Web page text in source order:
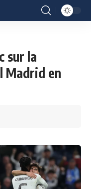
sur la
Madrid en